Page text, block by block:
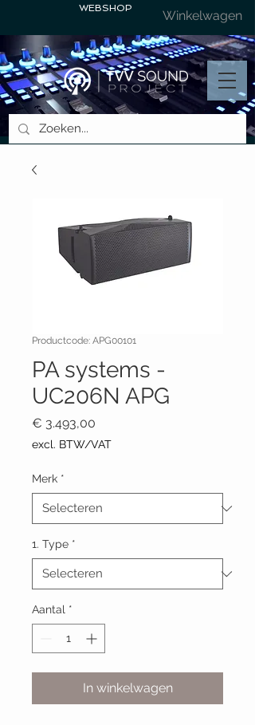
WEBSHOP Winkelwagen
Productcode: APG00101
PA systems -
UC206N APG
€ 3.493,00
excl. BTW/VAT
Merk *
1. Type *
Aantal *
In winkelwagen